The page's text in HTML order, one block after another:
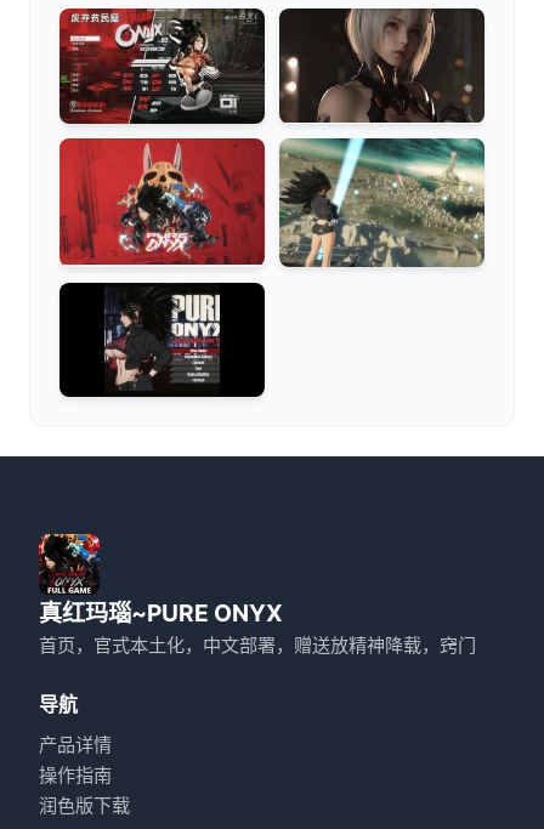
真红玛瑙~PURE ONYX
首页，官式本土化，中文部署，赠送放精神降载，窍门
导航
产品详情
操作指南
润色版下载